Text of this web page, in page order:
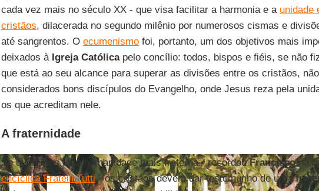
cada vez mais no século XX - que visa facilitar a harmonia e a unidade
cristãos, dilacerada no segundo milênio por numerosos cismas e
até sangrentos. O ecumenismofoi, portanto, um dos objetivos mais
deixados à Igreja Católicapelo concílio: todos, bispos e fiéis, se não
que está ao seu alcance para superar as divisões entre os cristãos,
considerados bons discípulos do Evangelho, onde Jesus reza pela
os que acreditam nele.
A fraternidade
Se queremos uma humanidade mais fraterna - recordouFranciscona
encíclica Fratelli Tutti- os cristãos devem dar testemunho de uma